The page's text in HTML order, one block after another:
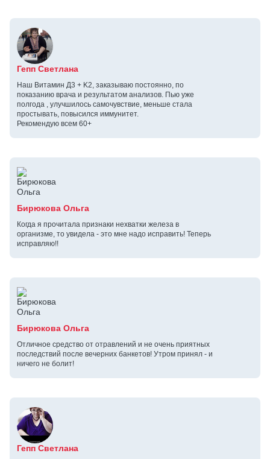
Гепп Светлана
Наш Витамин Д3 + K2, заказываю постоянно, по
показанию врача и результатом анализов. Пью уже
полгода , улучшилось самочувствие, меньше стала
простывать, повысился иммунитет.
Рекомендую всем 60+
Бирюкова Ольга
Когда я прочитала признаки нехватки железа в
организме, то увидела - это мне надо исправить! Теперь
исправляю!!
Бирюкова Ольга
Отличное средство от отравлений и не очень приятных
последствий после вечерних банкетов! Утром принял - и
ничего не болит!
Гепп Светлана